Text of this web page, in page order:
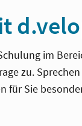
im
zu.
für Sie